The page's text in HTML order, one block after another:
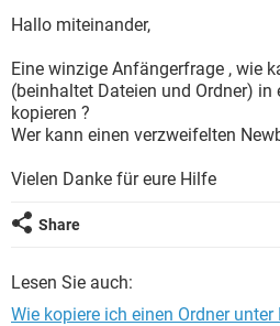
FACEBOOK
FACEBOOK
ANDROID
WINDOWS 10
WHATSAPP
FACEBOOK
Hallo miteinander,
Eine winzige Anfängerfrage , wie
(beinhaltet Dateien und Ordner) in
kopieren ?
Wer kann einen verzweifelten
Vielen Danke für eure Hilfe
Share
Lesen Sie auch:
Wie kopiere ich einen Ordner unter